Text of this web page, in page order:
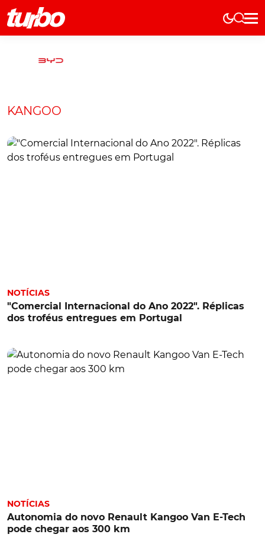
Elétricos
Marcas
Comerciais
Curiosidades
KANGOO
NOTÍCIAS
"Comercial Internacional do Ano 2022". Réplicas
dos troféus entregues em Portugal
NOTÍCIAS
Autonomia do novo Renault Kangoo Van E-Tech
pode chegar aos 300 km